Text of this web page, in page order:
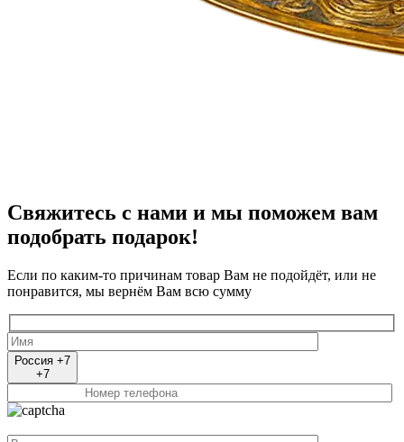
Свяжитесь с нами и мы поможем вам
подобрать подарок!
Если по каким-то причинам товар Вам не подойдёт, или не
понравится, мы вернём Вам всю сумму
Россия +7
+7